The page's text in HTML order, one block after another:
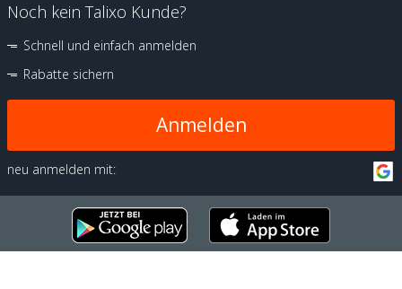
Noch kein Talixo Kunde?
Schnell und einfach anmelden
Rabatte sichern
Anmelden
neu anmelden mit: